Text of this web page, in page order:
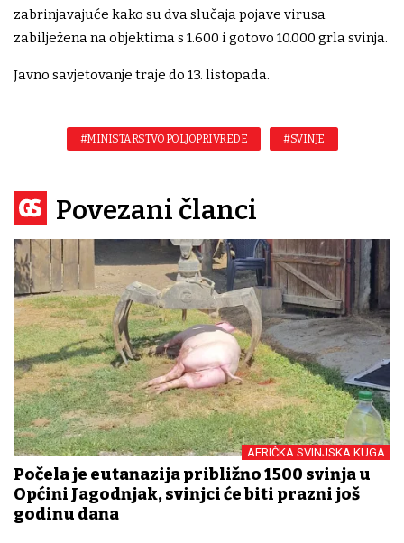
zabrinjavajuće kako su dva slučaja pojave virusa
zabilježena na objektima s 1.600 i gotovo 10.000 grla svinja.
Javno savjetovanje traje do 13. listopada.
#MINISTARSTVO POLJOPRIVREDE #SVINJE
Povezani članci
AFRIČKA SVINJSKA KUGA
Počela je eutanazija približno 1500 svinja u
Općini Jagodnjak, svinjci će biti prazni još
godinu dana